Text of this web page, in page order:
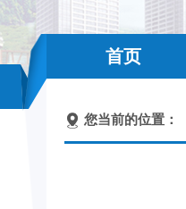
首页
您当前的位置：